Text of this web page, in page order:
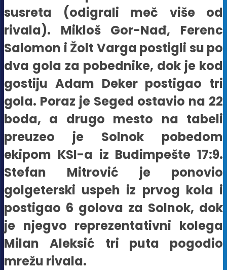
susreta (odigrali meč više od
rivala). Mikloš Gor-Nađ, Ferenc
Salomon i Žolt Varga postigli su po
dva gola za pobednike, dok je kod
gostiju Adam Deker postigao tri
gola. Poraz je Seged ostavio na 22
boda, a drugo mesto na tabeli
preuzeo je Solnok pobedom
ekipom KSI-a iz Budimpešte 17:9.
Stefan Mitrović je ponovio
golgeterski uspeh iz prvog kola i
postigao 6 golova za Solnok, dok
je njegvo reprezentativni kolega
Milan Aleksić tri puta pogodio
mrežu rivala.